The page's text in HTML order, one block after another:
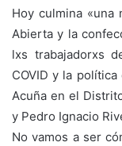
Hoy culmina «una
Abierta y la
lxs trabajadorxs
COVID y la
Acuña en el
y Pedro Ignacio
No vamos a ser